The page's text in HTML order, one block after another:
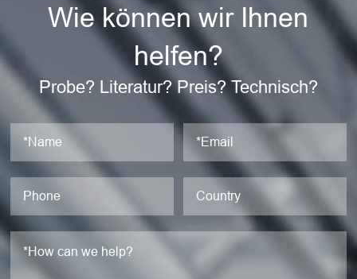
Wie können wir Ihnen
helfen?
Probe? Literatur? Preis? Technisch?